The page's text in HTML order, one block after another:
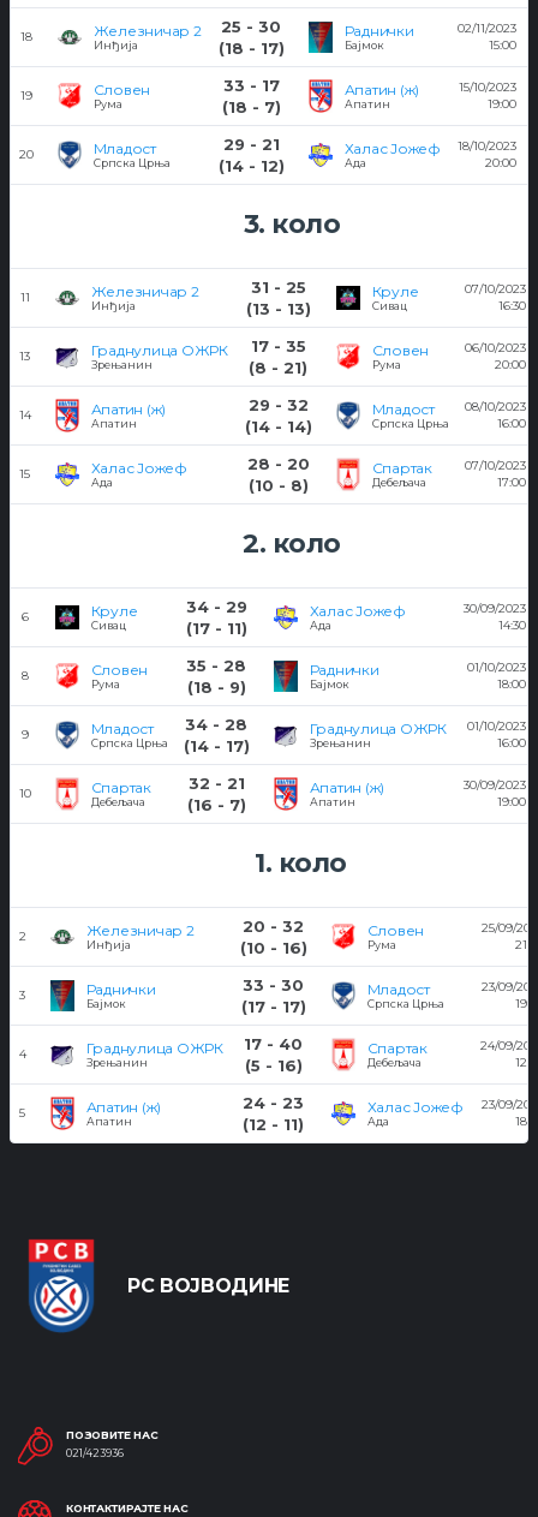
18 Железничар 2
Инђија
25 - 30
(18 - 17)
Раднички
Бајмок
02/11/2023
15:00
19 Словен
Рума
33 - 17
(18 - 7)
Апатин (ж)
Апатин
15/10/2023
19:00
20 Младост
Српска Црња
29 - 21
(14 - 12)
Халас Јожеф
Ада
18/10/2023
20:00
3. коло
11 Железничар 2
Инђија
31 - 25
(13 - 13)
Круле
Сивац
07/10/2023
16:30
13 Граднулица ОЖРК
Зрењанин
17 - 35
(8 - 21)
Словен
Рума
06/10/2023
20:00
14 Апатин (ж)
Апатин
29 - 32
(14 - 14)
Младост
Српска Црња
08/10/2023
16:00
15 Халас Јожеф
Ада
28 - 20
(10 - 8)
Спартак
Дебељача
07/10/2023
17:00
2. коло
6 Круле
Сивац
34 - 29
(17 - 11)
Халас Јожеф
Ада
30/09/2023
14:30
8 Словен
Рума
35 - 28
(18 - 9)
Раднички
Бајмок
01/10/2023
18:00
9 Младост
Српска Црња
34 - 28
(14 - 17)
Граднулица ОЖРК
Зрењанин
01/10/2023
16:00
10 Спартак
Дебељача
32 - 21
(16 - 7)
Апатин (ж)
Апатин
30/09/2023
19:00
1. коло
2 Железничар 2
Инђија
20 - 32
(10 - 16)
Словен
Рума
25/09/
3 Раднички
Бајмок
33 - 30
(17 - 17)
Младост
Српска Црња
23/09/
4 Граднулица ОЖРК
Зрењанин
17 - 40
(5 - 16)
Спартак
Дебељача
24/09/
5 Апатин (ж)
Апатин
24 - 23
(12 - 11)
Халас Јожеф
Ада
23/09/
РС ВОЈВОДИНЕ
ПОЗОВИТЕ НАС
021/423936
КОНТАКТИРАЈТЕ НАС